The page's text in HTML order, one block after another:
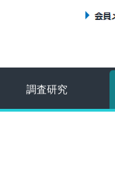
調査研究